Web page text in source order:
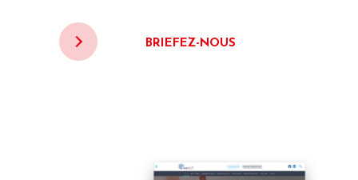
BRIEFEZ-NOUS